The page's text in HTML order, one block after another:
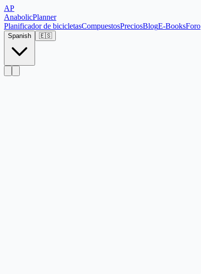
AP
AnabolicPlanner
Planificador de bicicletasCompuestosPreciosBlogE-BooksForo
Spanish 🇪🇸